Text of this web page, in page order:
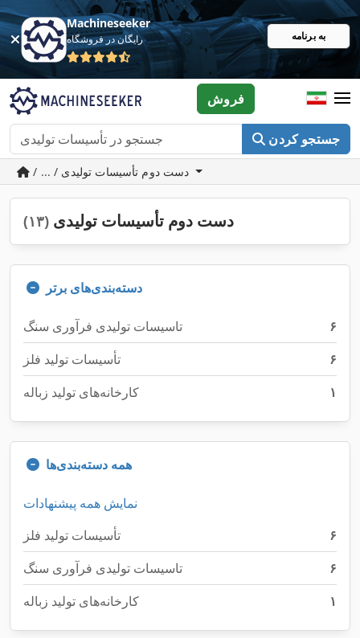
Machineseeker
رایگان در فروشگاه به برنامه
جستجو کردن
فروش
دست دوم تأسیسات تولیدی (۱۳)
دسته‌بندی‌های برتر
تاسیسات تولیدی فرآوری سنگ
۶
تأسیسات تولید فلز
۶
کارخانه‌های تولید زباله
۱
همه دسته‌بندی‌ها
نمایش همه پیشنهادات
تأسیسات تولید فلز
۶
تاسیسات تولیدی فرآوری سنگ
۶
کارخانه‌های تولید زباله
۱